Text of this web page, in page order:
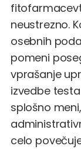
neustrezno.
osebnih
pomeni
vprašanje
izvedbe
splošno
celo